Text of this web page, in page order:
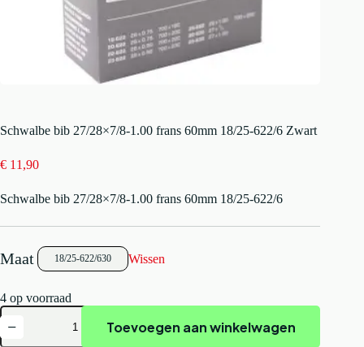
Schwalbe bib 27/28×7/8-1.00 frans 60mm 18/25-622/6 Zwart
€ 11,90
Schwalbe bib 27/28×7/8-1.00 frans 60mm 18/25-622/6
18/25-622/630 Wissen
4 op voorraad
Schwalbe
bib
27/28x7/8-
Toevoegen aan winkelwagen